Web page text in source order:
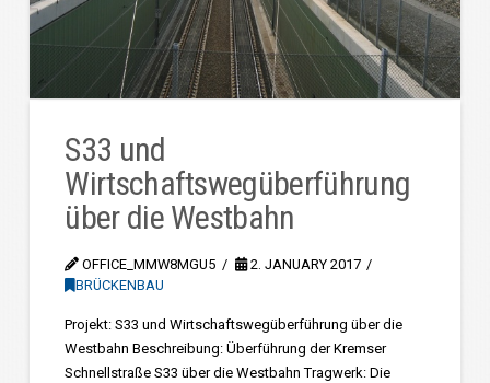
S33 und
Wirtschaftswegüberführung
über die Westbahn
OFFICE_MMW8MGU5
2. JANUARY 2017
BRÜCKENBAU
Projekt: S33 und Wirtschaftswegüberführung über die
Westbahn Beschreibung: Überführung der Kremser
Schnellstraße S33 über die Westbahn Tragwerk: Die